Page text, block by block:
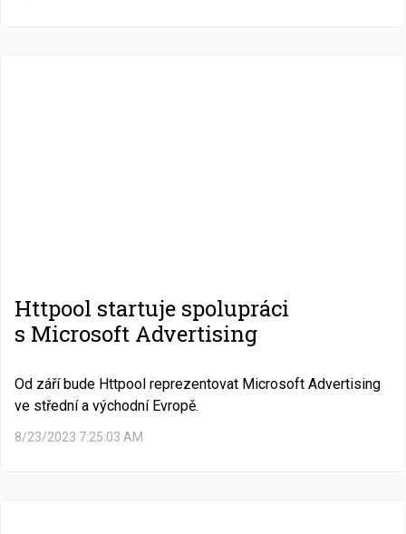
Httpool startuje spolupráci
s Microsoft Advertising
Od září bude Httpool reprezentovat Microsoft Advertising
ve střední a východní Evropě.
8/23/2023 7:25:03 AM